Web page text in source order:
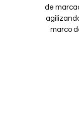
de
marco